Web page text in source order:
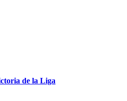
de la Liga